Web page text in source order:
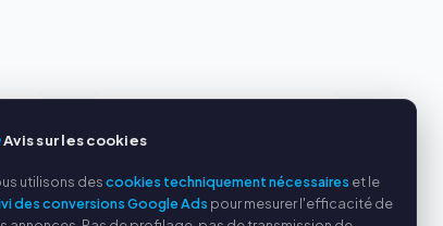
Politique de confidentialité
Avis sur les cookies
utilisons descookies techniquement nécessaires et le
des conversions Google Ads pour mesurer l'efficacité de